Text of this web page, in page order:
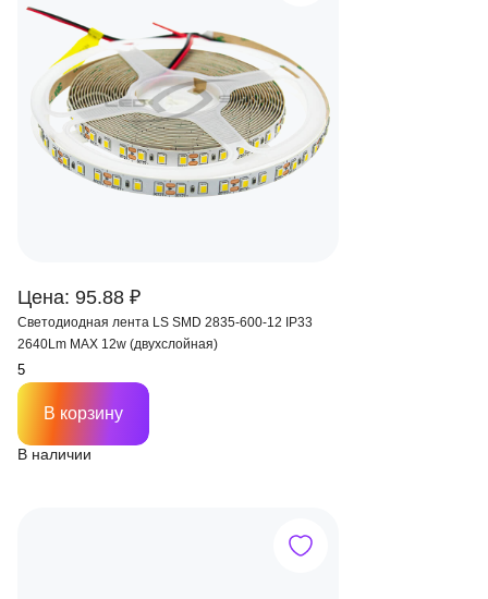
Цена: 95.88 ₽
Светодиодная лента LS SMD 2835-600-12 IP33
2640Lm MAX 12w (двухслойная)
В наличии
В корзину